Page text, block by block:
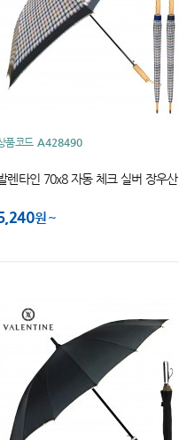
품코드 A428490
렌타인 70x8 자동 체크 실버 장우산
원